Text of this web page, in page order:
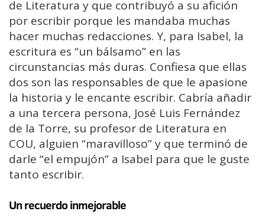
de Literatura y que contribuyó a su afición
por escribir porque les mandaba muchas
hacer muchas redacciones. Y, para Isabel, la
escritura es “un bálsamo” en las
circunstancias más duras. Confiesa que ellas
dos son las responsables de que le apasione
la historia y le encante escribir. Cabría añadir
a una tercera persona, José Luis Fernández
de la Torre, su profesor de Literatura en
COU, alguien “maravilloso” y que terminó de
darle “el empujón” a Isabel para que le guste
tanto escribir.
Un recuerdo inmejorable